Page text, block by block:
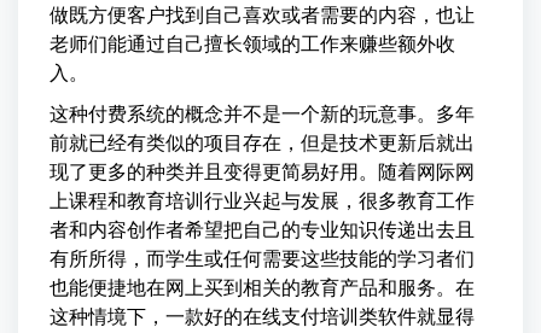
做既方便客户找到自己喜欢或者需要的内容，也让
老师们能通过自己擅长领域的工作来赚些额外收
入。
这种付费系统的概念并不是一个新的玩意事。多年
前就已经有类似的项目存在，但是技术更新后就出
现了更多的种类并且变得更简易好用。随着网际网
上课程和教育培训行业兴起与发展，很多教育工作
者和内容创作者希望把自己的专业知识传递出去且
有所所得，而学生或任何需要这些技能的学习者们
也能便捷地在网上买到相关的教育产品和服务。在
这种情境下，一款好的在线支付培训类软件就显得